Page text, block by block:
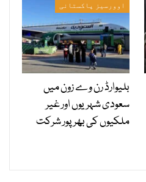
اوورسیز پاکستانی
بلیوارڈ رن وے زون میں
سعودی شہریوں اور غیر
ملکیوں کی بھرپور شرکت